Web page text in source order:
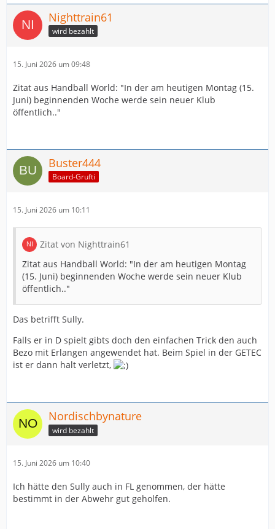
Nighttrain61
wird bezahlt
15. Juni 2026 um 09:48
Zitat aus Handball World: "In der am heutigen Montag (15.
Juni) beginnenden Woche werde sein neuer Klub
öffentlich.."
Buster444
Board-Grufti
15. Juni 2026 um 10:11
Zitat von Nighttrain61
Zitat aus Handball World: "In der am heutigen Montag
(15. Juni) beginnenden Woche werde sein neuer Klub
öffentlich.."
Das betrifft Sully.
Falls er in D spielt gibts doch den einfachen Trick den auch
Bezo mit Erlangen angewendet hat. Beim Spiel in der GETEC
ist er dann halt verletzt,
Nordischbynature
wird bezahlt
15. Juni 2026 um 10:40
Ich hätte den Sully auch in FL genommen, der hätte
bestimmt in der Abwehr gut geholfen.